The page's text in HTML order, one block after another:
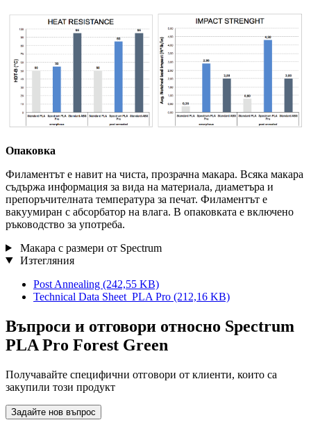
Опаковка
Филаментът е навит на чиста, прозрачна макара. Всяка макара
съдържа информация за вида на материала, диаметъра и
препоръчителната температура за печат. Филаментът е
вакуумиран с абсорбатор на влага. В опаковката е включено
ръководство за употреба.
Макара с размери от Spectrum
Изтегляния
Post Annealing (242,55 KB)
Technical Data Sheet_PLA Pro (212,16 KB)
Въпроси и отговори относно Spectrum
PLA Pro Forest Green
Получавайте специфични отговори от клиенти, които са
закупили този продукт
Задайте нов въпрос